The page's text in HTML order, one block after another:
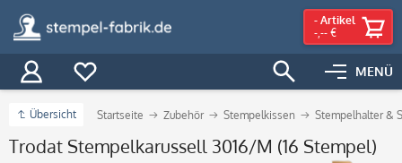
MENÜ
- Artikel
-,-- €
Übersicht Startseite Zubehör Stempelkissen Stempelhalter &
Trodat Stempelkarussell 3016/M (16 Stempel)